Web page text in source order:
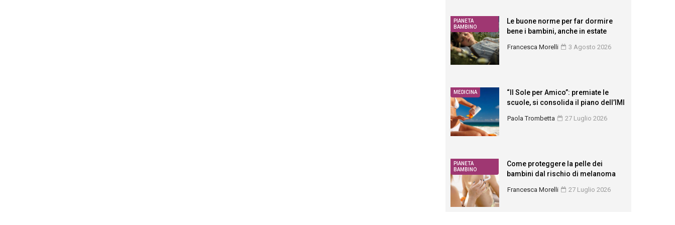
PIANETA
BAMBINO
Le buone norme per far dormire
bene i bambini, anche in estate
Francesca Morelli 3 Agosto 2026
MEDICINA
“Il Sole per Amico”: premiate le
scuole, si consolida il piano dell’IMI
Paola Trombetta 27 Luglio 2026
PIANETA
BAMBINO
Come proteggere la pelle dei
bambini dal rischio di melanoma
Francesca Morelli 27 Luglio 2026